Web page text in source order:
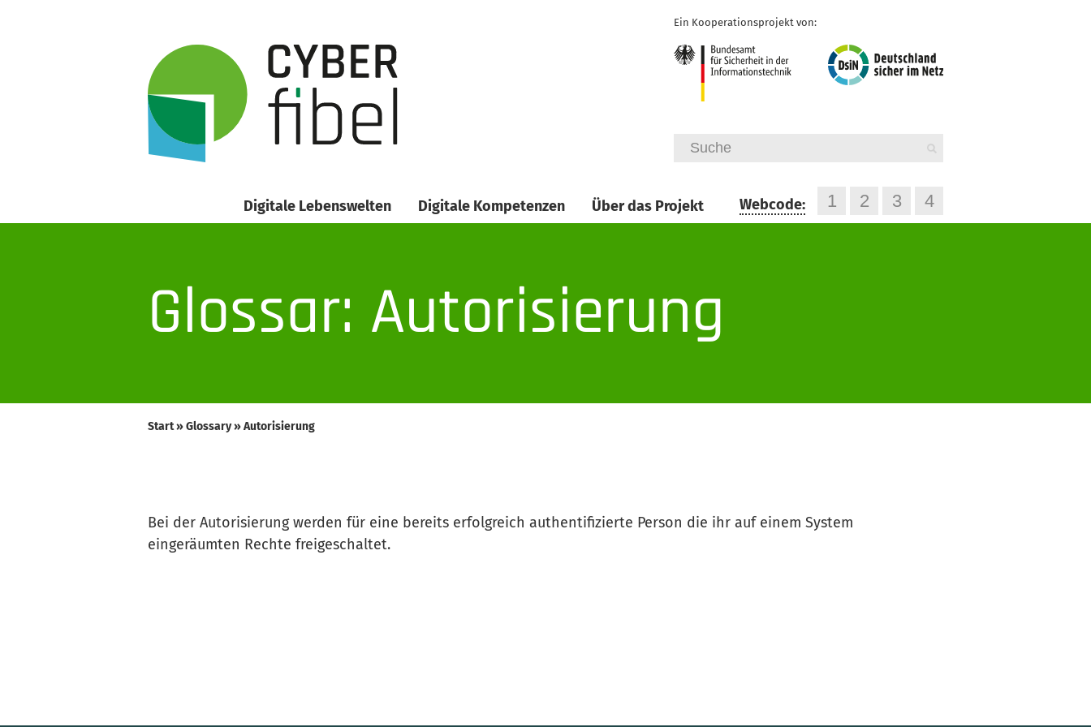
Ein Kooperationsprojekt von:
Digitale Lebenswelten Digitale Kompetenzen Über das Projekt Webcode:
Glossar: Autorisierung
Start»Glossary»Autorisierung
Bei der Autorisierung werden für eine bereits erfolgreich authentifizierte Person die ihr auf einem System
eingeräumten Rechte freigeschaltet.